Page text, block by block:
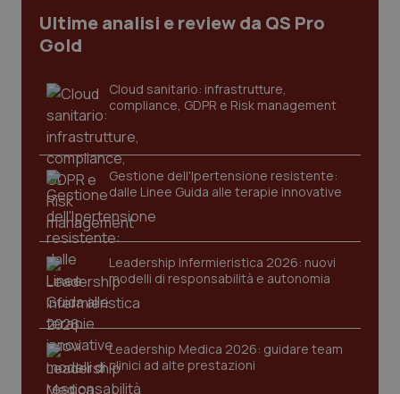
Ultime analisi e review da QS Pro
Gold
Cloud sanitario: infrastrutture,
compliance, GDPR e Risk management
Gestione dell'Ipertensione resistente:
dalle Linee Guida alle terapie innovative
Leadership Infermieristica 2026: nuovi
modelli di responsabilità e autonomia
Leadership Medica 2026: guidare team
clinici ad alte prestazioni
CookieScriptConsent
CookieScript